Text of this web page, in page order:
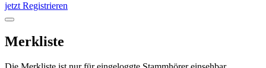
jetzt Registrieren
Merkliste